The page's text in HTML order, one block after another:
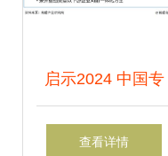
启示2024 中国专
网通信行业投融资
查看详情